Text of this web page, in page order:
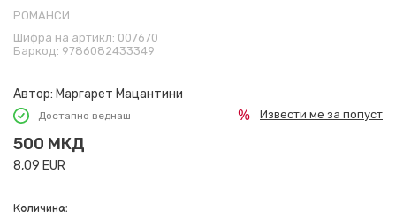
РОМАНСИ
Шифра на артикл: 007670
Баркод: 9786082433349
Автор: Маргарет Мацантини
Достапно веднаш
500 МКД
8,09 EUR
Извести ме за попуст
Количина: